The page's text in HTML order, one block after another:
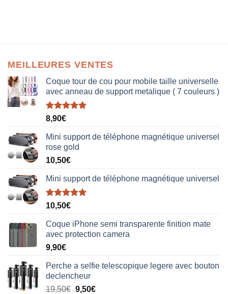
MEILLEURES VENTES
Coque tour de cou pour mobile taille universelle
avec anneau de support metalique ( 7 couleurs )
Note5.00
sur 5
8,90€
Mini support de téléphone magnétique universel
rose gold
10,50€
Mini support de téléphone magnétique universel
Note5.00
sur 5
10,50€
Coque iPhone semi transparente finition mate
avec protection camera
9,90€
Perche a selfie telescopique legere avec bouton
declencheur
19,50€ 9,50€